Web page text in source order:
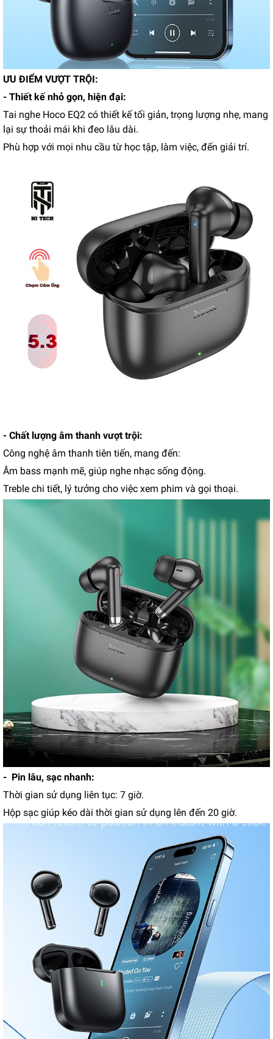
ƯU ĐIỂM VƯỢT TRỘI:
- Thiết kế nhỏ gọn, hiện đại:
Tai nghe Hoco EQ2 có thiết kế tối giản, trọng lượng nhẹ, mang
lại sự thoải mái khi đeo lâu dài.
Phù hợp với mọi nhu cầu từ học tập, làm việc, đến giải trí.
- Chất lượng âm thanh vượt trội:
Công nghệ âm thanh tiên tiến, mang đến:
Âm bass mạnh mẽ, giúp nghe nhạc sống động.
Treble chi tiết, lý tưởng cho việc xem phim và gọi thoại.
- Pin lâu, sạc nhanh:
Thời gian sử dụng liên tục: 7 giờ.
Hộp sạc giúp kéo dài thời gian sử dụng lên đến 20 giờ.